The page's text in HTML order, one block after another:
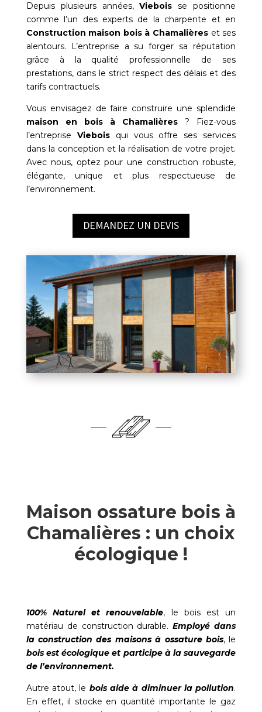
Depuis plusieurs années,Viebois se positionne
comme l’un des experts de la charpente et en
Construction maison bois à Chamalières et ses
alentours. L’entreprise a su forger sa réputation
grâce à la qualité professionnelle de ses
prestations, dans le strict respect des délais et des
tarifs contractuels.
Vous envisagez de faire construire une splendide
maison en bois à
Chamalières ? Fiez-vous
l’entreprise Vieboisqui vous offre ses services
dans la conception et la réalisation de votre projet.
Avec nous, optez pour une construction robuste,
élégante, unique et plus respectueuse de
l’environnement.
DEMANDEZ UN DEVIS
Maison ossature bois à
Chamalières : un choix
écologique !
100% Naturel et renouvelable, le bois est un
matériau de construction durable.Employé dans
la construction des maisons à ossature bois, le
bois est écologique et participe à la sauvegarde
de l’environnement.
Autre atout, le bois aide à diminuer la pollution.
En effet, il stocke en quantité importante le gaz